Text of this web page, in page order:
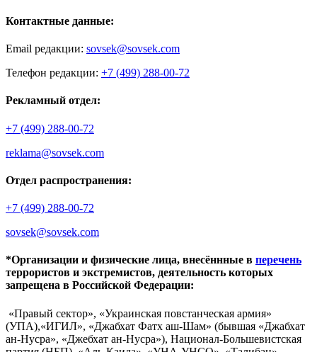
Контактные данные:
Email редакции: sovsek@sovsek.com
Телефон редакции: +7 (499) 288-00-72
Рекламный отдел:
+7 (499) 288-00-72
reklama@sovsek.com
Отдел распространения:
+7 (499) 288-00-72
sovsek@sovsek.com
*Организации и физические лица, внесённные в перечень
террористов и экстремистов, деятельность которых
запрещена в Российской Федерации:
«Правый сектор», «Украинская повстанческая армия»
(УПА),«ИГИЛ», «Джабхат Фатх аш-Шам» (бывшая «Джабхат
ан-Нусра», «Джебхат ан-Нусра»), Национал-Большевистская